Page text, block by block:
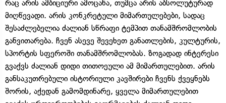
რაც არის ამბიციური ამოცანა, თუმცა არის აბსოლუტურად
მიღწევადი. არის კონკრეტული მიმართულებები, სადაც
შესაძლებელია ძალიან სწრაფი ტემპით თანამშრომლობის
განვითარება. ჩვენ ასევე შევეხეთ განათლების, კულტურის,
სპორტის სფეროში თანამშრომლობას. ზოგადად ინტერესი
გვაქვს ძალიან დიდი თითოეული ამ მიმართულებით. არის
განსაკუთრებული ისტორიული კავშირები ჩვენს ქვეყნებს
შორის, აქედან გამომდინარე, ყველა მიმართულებით